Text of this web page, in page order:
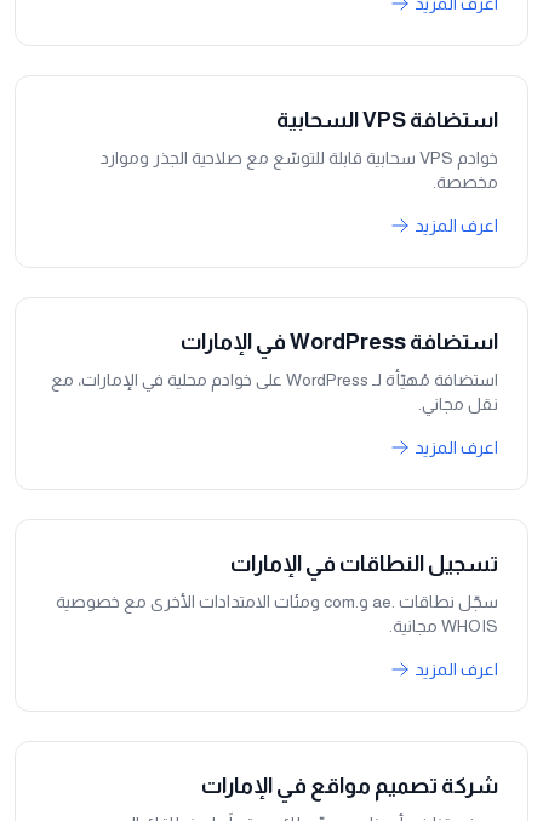
استضافة VPS السحابية
خوادم VPS سحابية قابلة للتوسّع مع صلاحية الجذر وموارد
مخصصة.
اعرف المزيد
استضافة WordPress في الإمارات
استضافة مُهيّأة لـ WordPress على خوادم محلية في الإمارات، مع
نقل مجاني.
اعرف المزيد
تسجيل النطاقات في الإمارات
سجّل نطاقات .ae و.com ومئات الامتدادات الأخرى مع خصوصية
WHOIS مجانية.
اعرف المزيد
شركة تصميم مواقع في الإمارات